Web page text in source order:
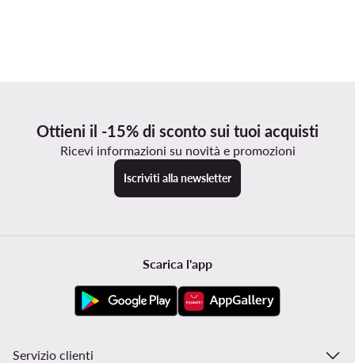
Ottieni il -15% di sconto sui tuoi acquisti
Ricevi informazioni su novità e promozioni
Iscriviti alla newsletter
Scarica l'app
Servizio clienti